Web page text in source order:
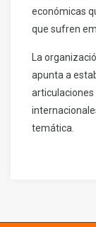
económicas
que sufren
La
apunta a
articulaciones
temática.